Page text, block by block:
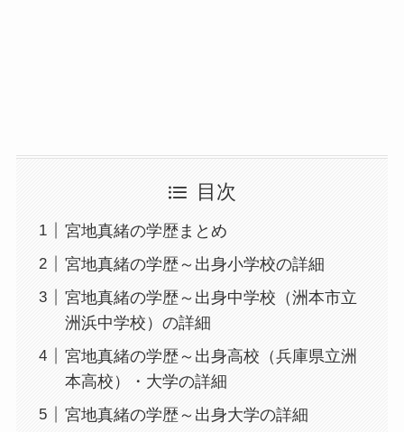
目次
宮地真緒の学歴まとめ
宮地真緒の学歴～出身小学校の詳細
宮地真緒の学歴～出身中学校（洲本市立
洲浜中学校）の詳細
宮地真緒の学歴～出身高校（兵庫県立洲
本高校）・大学の詳細
宮地真緒の学歴～出身大学の詳細